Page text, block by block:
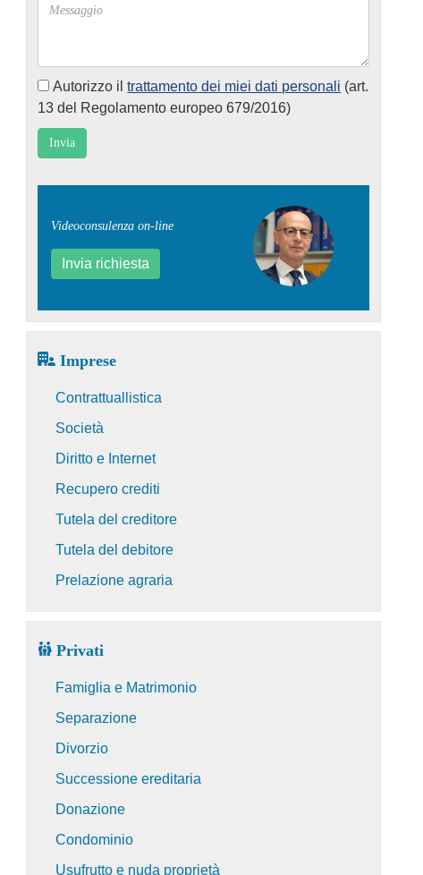
Autorizzo iltrattamento dei miei dati personali (art.
13 del Regolamento europeo 679/2016)
Videoconsulenza on-line
Invia richiesta
Imprese
Contrattuallistica
Società
Diritto e Internet
Recupero crediti
Tutela del creditore
Tutela del debitore
Prelazione agraria
Privati
Famiglia e Matrimonio
Separazione
Divorzio
Successione ereditaria
Donazione
Condominio
Usufrutto e nuda proprietà